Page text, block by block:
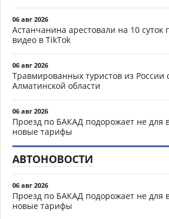
06 авг 2026
Астанчанина арестовали на 10 суток
видео в TikTok
06 авг 2026
Травмированных туристов из России
Алматинской области
06 авг 2026
Проезд по БАКАД подорожает не для
новые тарифы
АВТОНОВОСТИ
06 авг 2026
Проезд по БАКАД подорожает не для
новые тарифы